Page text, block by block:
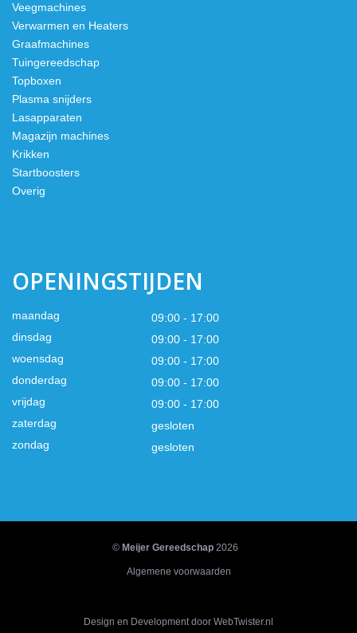
Veegmachines
Verwarmen en Heaters
Graafmachines
Tuingereedschap
Topboxen
Plasma snijders
Lasapparaten
Magazijn machines
Krikken
Startboosters
Overig
OPENINGSTIJDEN
maandag
09:00 - 17:00
dinsdag
09:00 - 17:00
woensdag
09:00 - 17:00
donderdag
09:00 - 17:00
vrijdag
09:00 - 17:00
zaterdag
gesloten
zondag
gesloten
© Meijer Gereedschap 2026
Algemene voorwaarden
Design en Development door WebTwister.nl